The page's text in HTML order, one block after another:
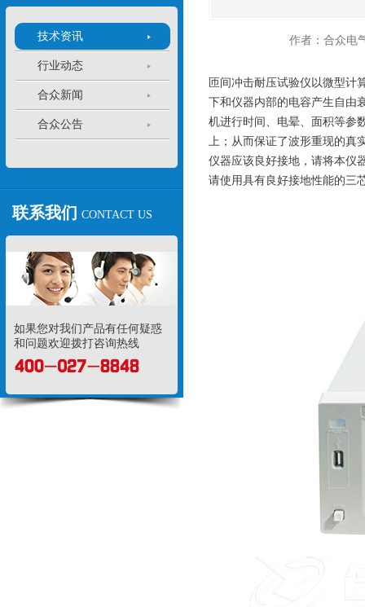
技术资讯
行业动态
合众新闻
合众公告
联系我们 CONTACT US
如果您对我们产品有任何疑惑
和问题欢迎拨打咨询热线
作者：合众电
匝间冲击耐压试验仪以微型计
下和仪器内部的电容产生自由
机进行时间、电晕、面积等参
上；从而保证了波形重现的真
仪器应该良好接地，请将本仪
请使用具有良好接地性能的三